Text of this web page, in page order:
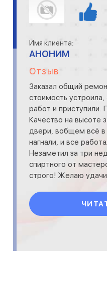
Имя клиента:
АНОНИМ
Отзыв
Заказал общий
стоимость
работ и приступили.
Качество на высоте
двери, вобщем всё
нагнали, и все
Незаметил за три
спиртного от
строго! Желаю